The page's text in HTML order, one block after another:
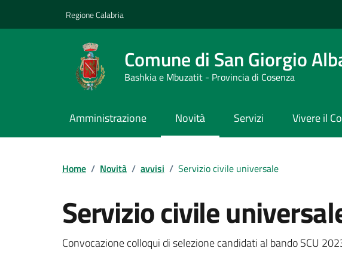
Regione Calabria
Comune di San Giorgio
Bashkia e Mbuzatit - Provincia di Cosenza
Amministrazione Novità Servizi Vivere il
Home / Novità / avvisi / Servizio civile universale
Servizio civile
Dettagli della notizia
Convocazione colloqui di selezione candidati al bando SCU